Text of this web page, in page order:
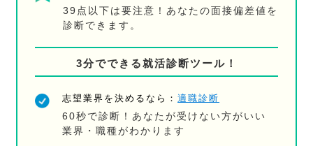
39点以下は要注意！あなたの面接偏差値を
診断できます。
3分でできる就活診断ツール！
志望業界を決めるなら：適職診断
60秒で診断！あなたが受けない方がいい
業界・職種がわかります